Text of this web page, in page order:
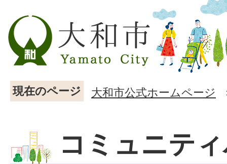
現在のページ 大和市公式ホームページ
コミュニテ